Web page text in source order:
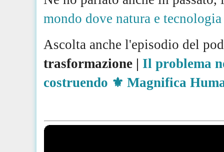
mondo dove natura e
Ascolta anche l'episodio del
trasformazione | Il problema
costruendo ⚜️ Magnifica